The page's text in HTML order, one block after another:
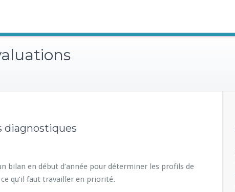
diagnostiques
bilan en début d’année pour déterminer les profils de
qu’il faut travailler en priorité.